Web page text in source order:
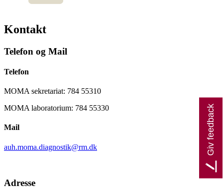
Kontakt
Telefon og Mail
Telefon
MOMA sekretariat: 784 55310
MOMA laboratorium: 784 55330
Mail
auh.moma.diagnostik@rm.dk
Adresse
Giv feedback